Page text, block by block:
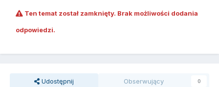
Ten temat został zamknięty. Brak możliwości dodania
odpowiedzi.
Udostępnij Obserwujący 0